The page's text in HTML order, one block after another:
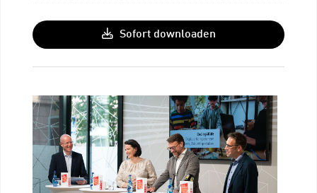
Sofort downloaden